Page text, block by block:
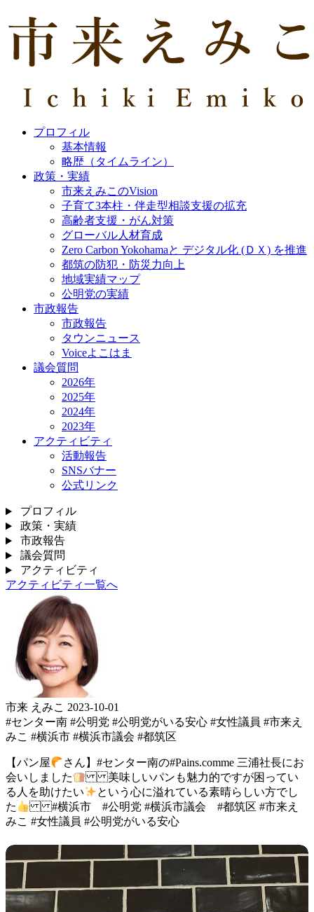
プロフィル
基本情報
略歴（タイムライン）
政策・実績
市来えみこのVision
子育て3本柱・伴走型相談支援の拡充
高齢者支援・がん対策
グローバル人材育成
Zero Carbon Yokohamaと デジタル化 (ＤＸ) を推進
都筑の防犯・防災力向上
地域実績マップ
公明党の実績
市政報告
市政報告
タウンニュース
Voiceよこはま
議会質問
2026年
2025年
2024年
2023年
アクティビティ
活動報告
SNSバナー
公式リンク
プロフィル
政策・実績
市政報告
議会質問
アクティビティ
アクティビティ一覧へ
市来 えみこ 2023-10-01
#センター南 #公明党 #公明党がいる安心 #女性議員 #市来え
みこ #横浜市 #横浜市議会 #都筑区
【パン屋
さん】 #センター南 の#Pains.comme 三浦社長 にお
会いしました
美味しいパンも魅力的ですが 困ってい
る人を助けたい
という心に溢れている 素晴らしい方でし
た
#横浜市 #公明党 #横浜市議会 #都筑区 #市来え
みこ #女性議員 #公明党がいる安心